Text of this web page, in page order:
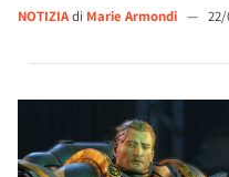
NOTIZIAdi Marie Armondi — 22/